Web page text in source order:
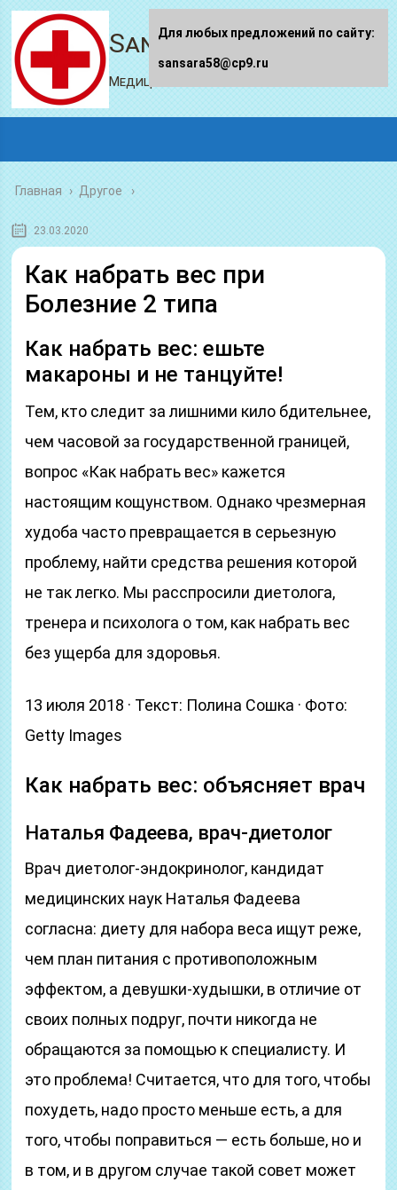
Sansara58.ru
Медицинский портал
Главная › Другое
23.03.2020
Как набрать вес при
Болезние 2 типа
Как набрать вес: ешьте
макароны и не танцуйте!
Тем, кто следит за лишними кило бдительнее,
чем часовой за государственной границей,
вопрос «Как набрать вес» кажется
настоящим кощунством. Однако чрезмерная
худоба часто превращается в серьезную
проблему, найти средства решения которой
не так легко. Мы расспросили диетолога,
тренера и психолога о том, как набрать вес
без ущерба для здоровья.
13 июля 2018 · Текст: Полина Сошка · Фото:
Getty Images
Как набрать вес: объясняет врач
Наталья Фадеева, врач-диетолог
Врач диетолог-эндокринолог, кандидат
медицинских наук Наталья Фадеева
согласна: диету для набора веса ищут реже,
чем план питания с противоположным
эффектом, а девушки-худышки, в отличие от
своих полных подруг, почти никогда не
обращаются за помощью к специалисту. И
это проблема! Считается, что для того, чтобы
похудеть, надо просто меньше есть, а для
того, чтобы поправиться — есть больше, но и
в том, и в другом случае такой совет может
Для любых предложений по сайту:
sansara58@cp9.ru